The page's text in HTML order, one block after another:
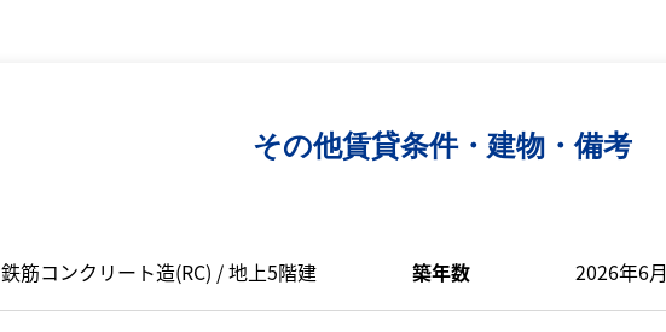
その他賃貸条件・建物・備考
鉄筋コンクリート造(RC) / 地上5階建 築年数 2026年6月